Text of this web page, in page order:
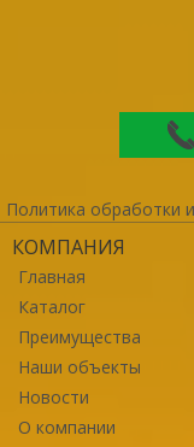
Политика обработки
КОМПАНИЯ
Главная
Каталог
Преимущества
Наши объекты
Новости
О компании